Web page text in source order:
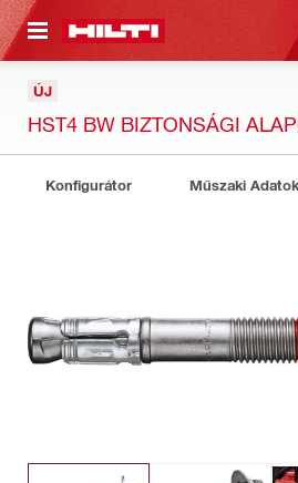
TARTALOMRA
ÚJ
HST4 BW BIZTONSÁGI
Konfigurátor Műszaki Adatok